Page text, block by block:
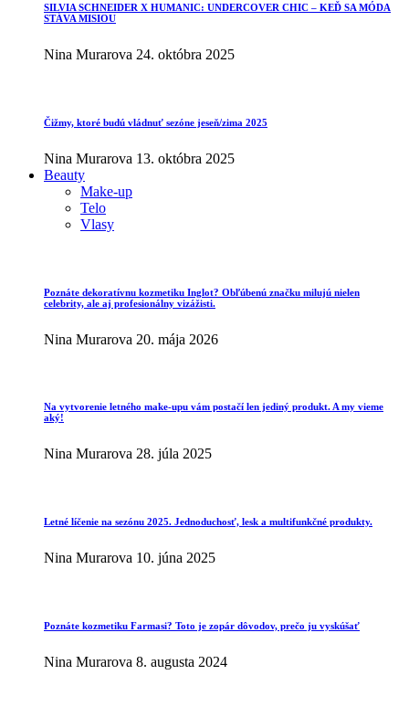
SILVIA SCHNEIDER X HUMANIC: UNDERCOVER CHIC – KEĎ SA MÓDA
STÁVA MISIOU
Nina Murarova 24. októbra 2025
Čižmy, ktoré budú vládnuť sezóne jeseň/zima 2025
Nina Murarova 13. októbra 2025
Beauty
Make-up
Telo
Vlasy
Poznáte dekoratívnu kozmetiku Inglot? Obľúbenú značku milujú nielen
celebrity, ale aj profesionálny vizážisti.
Nina Murarova 20. mája 2026
Na vytvorenie letného make-upu vám postačí len jediný produkt. A my vieme
aký!
Nina Murarova 28. júla 2025
Letné líčenie na sezónu 2025. Jednoduchosť, lesk a multifunkčné produkty.
Nina Murarova 10. júna 2025
Poznáte kozmetiku Farmasi? Toto je zopár dôvodov, prečo ju vyskúšať
Nina Murarova 8. augusta 2024